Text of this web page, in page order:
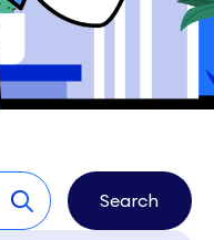
Search